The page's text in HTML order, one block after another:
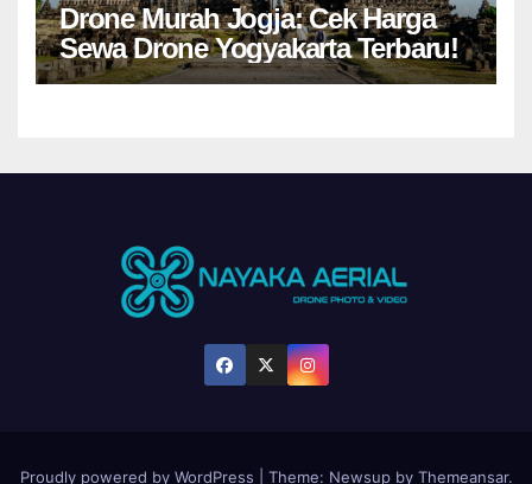
Drone Murah Jogja: Cek Harga
Sewa Drone Yogyakarta Terbaru!
Proudly powered by WordPress Theme: Newsupby Themeansar.